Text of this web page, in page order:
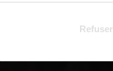
Refuser